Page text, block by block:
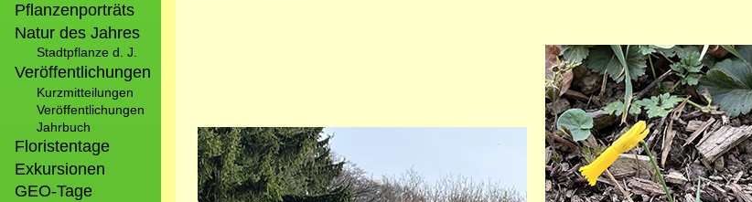
Pflanzenporträts
Natur des Jahres
Stadtpflanze d. J.
Veröffentlichungen
Kurzmitteilungen
Veröffentlichungen
Jahrbuch
Floristentage
Exkursionen
GEO-Tage
Bild
Bild